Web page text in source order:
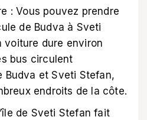
: Vous pouvez prendre
de Budva à Sveti
voiture dure environ
bus circulent
Budva et Sveti Stefan,
endroits de la côte.
de Sveti Stefan fait